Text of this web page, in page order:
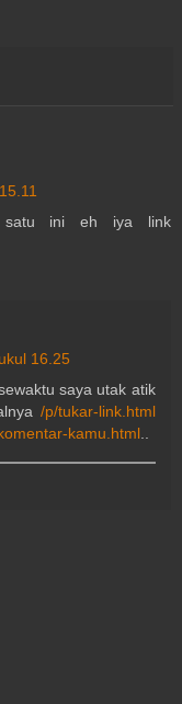
satu ini eh iya link
16.25
saya utak atik
/p/tukar-link.html
kamu.html..